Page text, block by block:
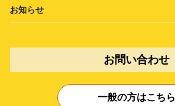
お知らせ
お問い合わせ
一般の方はこちら